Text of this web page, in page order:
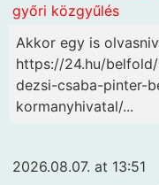
győri közgyűlés
Akkor egy is
https://24.hu/
dezsi-csaba-pinter-
kormanyhivatal/...
2026.08.07. at 13:51